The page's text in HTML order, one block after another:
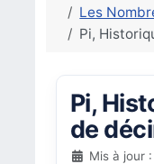
Les
Pi,
Pi,
de
Mis à jour